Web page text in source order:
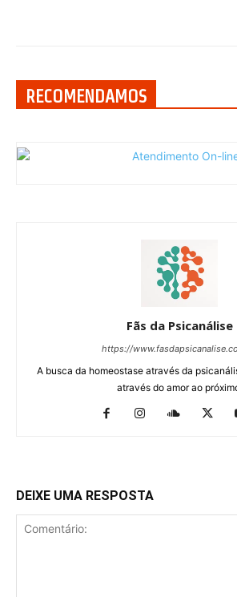
RECOMENDAMOS
Fãs da Psicanálise
https://
A busca da homeostase através da
através do amor ao
DEIXE UMA RESPOSTA